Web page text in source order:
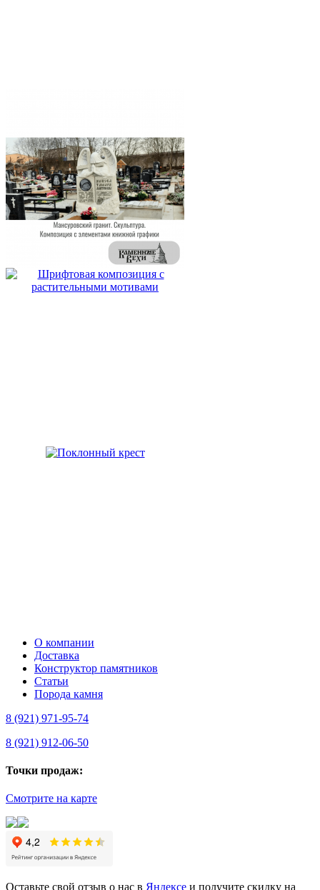
О компании
Доставка
Конструктор памятников
Статьи
Порода камня
8 (921) 971-95-74
8 (921) 912-06-50
Точки продаж:
Смотрите на карте
Оставьте свой отзыв о нас в Яндексе и получите скидку на